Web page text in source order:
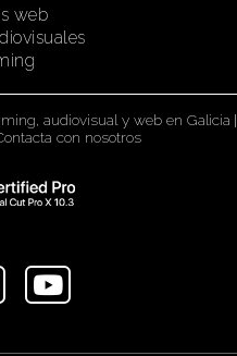
web
audiovisual y web en Galicia |
con nosotros